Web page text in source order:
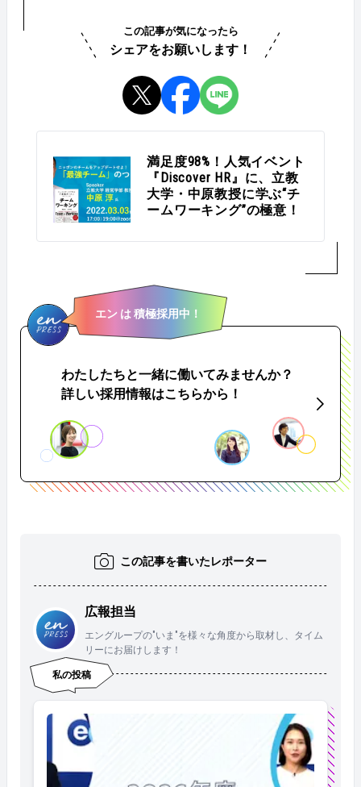
この記事が気になったら
シェアをお願いします！
満足度98%！人気イベント
『Discover HR』に、立教
大学・中原教授に学ぶ“チ
ームワーキング”の極意！
エン は 積極採用中！
わたしたちと一緒に働いてみませんか？
詳しい採用情報はこちらから！
この記事を書いたレポーター
広報担当
エングループの"いま"を様々な角度から取材し、タイム
リーにお届けします！
私の投稿